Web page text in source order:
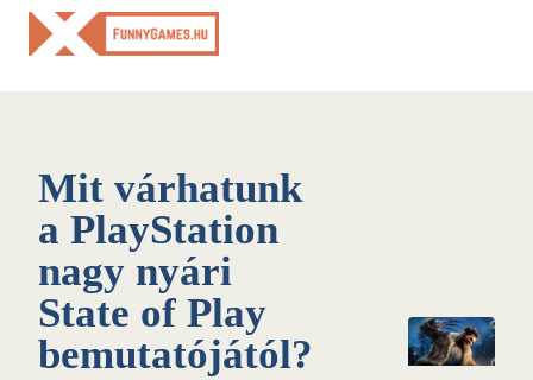
Skip
Mit várhatunk
a PlayStation
nagy nyári
State of Play
bemutatójától?